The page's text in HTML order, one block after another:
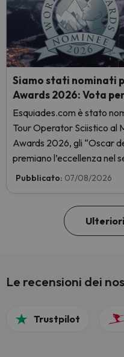
Siamo stati nominati
Awards 2026: Vota
Esquiades.com è stato
Tour Operator Sciistico al
Awards 2026, gli “Oscar
premiano l’eccellenza nel
subito e aiutaci a arrivare in
Pubblicato: 07/08/2026
Le recensioni dei
Trustpilot